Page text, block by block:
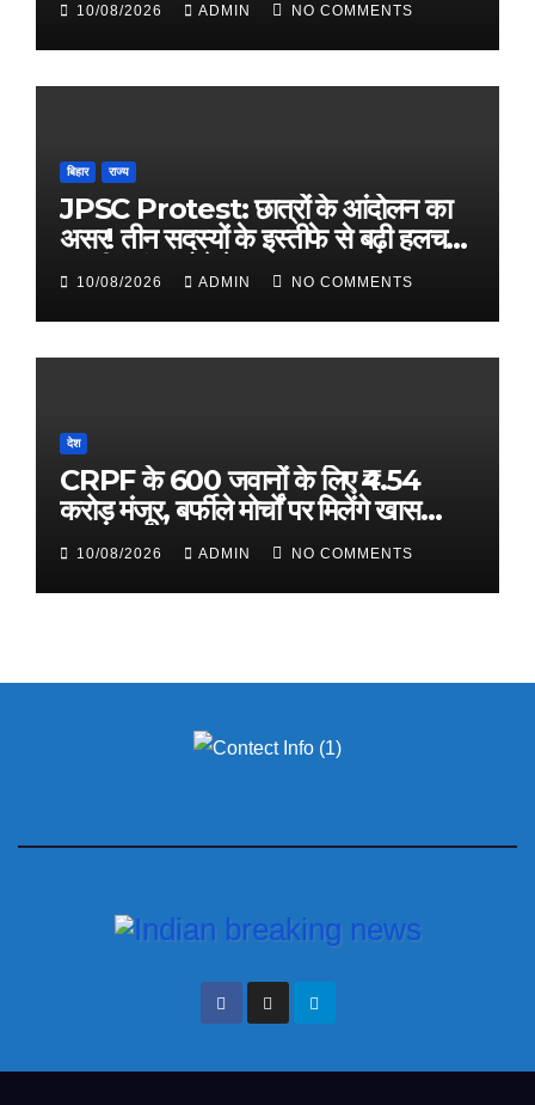
10/08/2026 ADMIN NO COMMENTS
बिहार राज्य
JPSC Protest: छात्रों के आंदोलन का
असर! तीन सदस्यों के इस्तीफे से बढ़ी हलचल,
3 परीक्षाएं रद्द होने के आसार
10/08/2026 ADMIN NO COMMENTS
देश
CRPF के 600 जवानों के लिए ₹4.54
करोड़ मंजूर, बर्फीले मोर्चों पर मिलेंगे खास
उपकरण
10/08/2026 ADMIN NO COMMENTS